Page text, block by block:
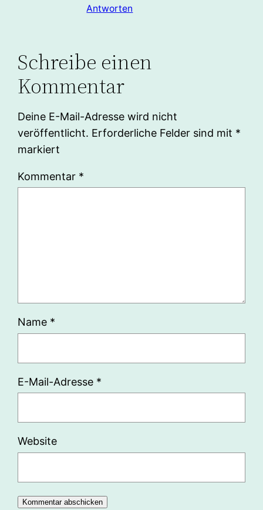
Antworten
Schreibe einen
Kommentar
Deine E-Mail-Adresse wird nicht
veröffentlicht. Erforderliche Felder sind mit *
markiert
Kommentar *
Name *
E-Mail-Adresse *
Website